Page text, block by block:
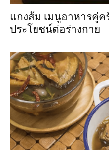
แกงส้ม เมนูอาหารคู่
ประโยชน์ต่อร่างกาย